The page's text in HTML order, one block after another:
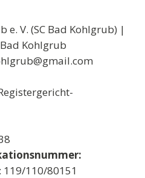
e. V. (SC Bad Kohlgrub) |
Kohlgrub
110/80151